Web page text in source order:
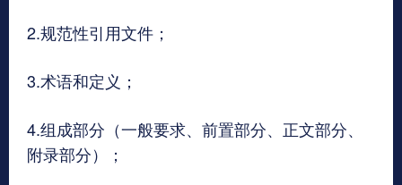
2.规范性引用文件；
3.术语和定义；
4.组成部分（一般要求、前置部分、正文部分、
附录部分）；